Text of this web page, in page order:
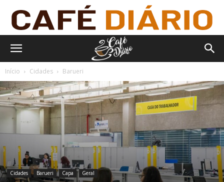
Início Cidades Barueri
Cidades Barueri Capa Geral